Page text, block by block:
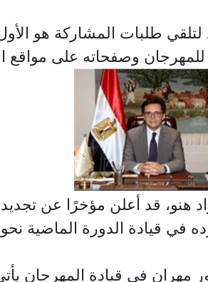
وصفحاته على مواقع
هنو، قد أعلن مؤخرًا عن
في قيادة الدورة الماضية
مهران في قيادة